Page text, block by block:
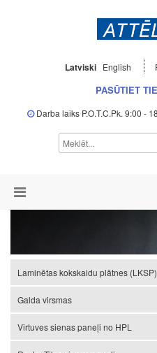
Latviski English
PASŪTIET
Darba laiks P.O.T.C.Pk. 9:00 -
Laminētas kokskaidu plātnes (LKSP)
Galda virsmas
Virtuves sienas paneļi no HPL